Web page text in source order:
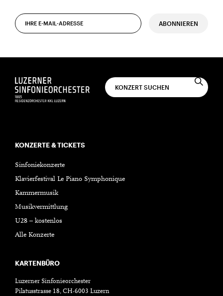
ABONNIEREN
KONZERTE & TICKETS
Sinfoniekonzerte
Klavierfestival Le Piano Symphonique
Kammermusik
Musikvermittlung
U28 – kostenlos
Alle Konzerte
KARTENBÜRO
Luzerner Sinfonieorchester
Pilatusstrasse 18, CH-6003 Luzern